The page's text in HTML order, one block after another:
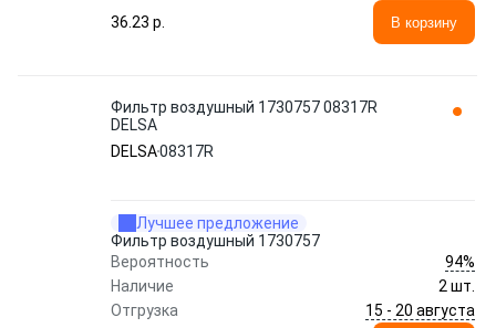
36.23 p.
В корзину
Фильтр воздушный 1730757 08317R
DELSA
DELSA08317R
Лучшее предложение
Фильтр воздушный 1730757
Вероятность
94%
Наличие
2 шт.
Отгрузка
15 - 20 августа